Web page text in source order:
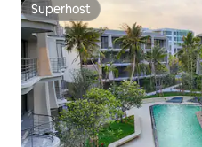
Superhost
Superhost